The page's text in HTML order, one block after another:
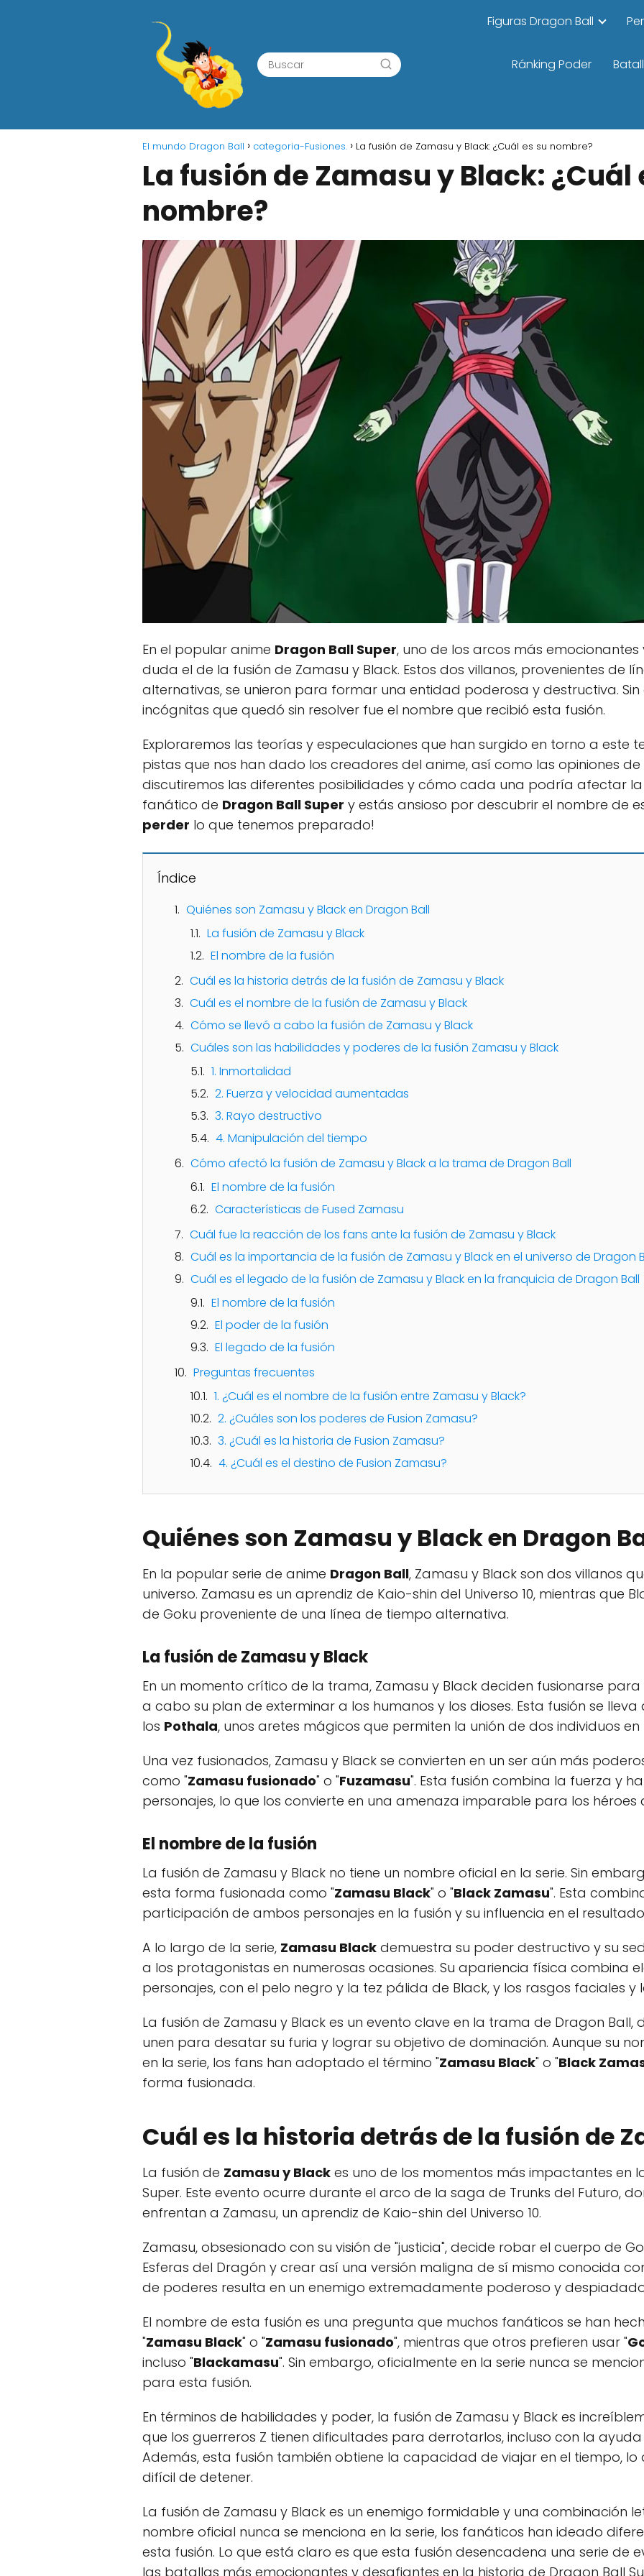
Figuras Dragon Ball
Ránking Poder
El mundo Dragon Ball categoria-Fusiones. La fusión de Zamasu y Black: ¿Cuál es su nombre?
La fusión de Zamasu y Black: ¿Cuál
nombre?
En el popular anime Dragon Ball Super, uno de los arcos más emocionantes
duda el de la fusión de Zamasu y Black. Estos dos villanos, provenientes de
alternativas, se unieron para formar una entidad poderosa y destructiva.
incógnitas que quedó sin resolver fue el nombre que recibió esta fusión.
Exploraremos las teorías y especulaciones que han surgido en torno a este
pistas que nos han dado los creadores del anime, así como las opiniones
discutiremos las diferentes posibilidades y cómo cada una podría afectar la
fanático de Dragon Ball Super y estás ansioso por descubrir el nombre de
perder lo que tenemos preparado!
Índice
Quiénes son Zamasu y Black en Dragon Ball
La fusión de Zamasu y Black
El nombre de la fusión
Cuál es la historia detrás de la fusión de Zamasu y Black
Cuál es el nombre de la fusión de Zamasu y Black
Cómo se llevó a cabo la fusión de Zamasu y Black
Cuáles son las habilidades y poderes de la fusión Zamasu y Black
1. Inmortalidad
2. Fuerza y velocidad aumentadas
3. Rayo destructivo
4. Manipulación del tiempo
Cómo afectó la fusión de Zamasu y Black a la trama de Dragon Ball
El nombre de la fusión
Características de Fused Zamasu
Cuál fue la reacción de los fans ante la fusión de Zamasu y Black
Cuál es la importancia de la fusión de Zamasu y Black en el universo de Dragon
Cuál es el legado de la fusión de Zamasu y Black en la franquicia de Dragon Ball
El nombre de la fusión
El poder de la fusión
El legado de la fusión
Preguntas frecuentes
1. ¿Cuál es el nombre de la fusión entre Zamasu y Black?
2. ¿Cuáles son los poderes de Fusion Zamasu?
3. ¿Cuál es la historia de Fusion Zamasu?
4. ¿Cuál es el destino de Fusion Zamasu?
Quiénes son Zamasu y Black en Dragon
En la popular serie de anime Dragon Ball, Zamasu y Black son dos villanos
universo. Zamasu es un aprendiz de Kaio-shin del Universo 10, mientras que
de Goku proveniente de una línea de tiempo alternativa.
La fusión de Zamasu y Black
En un momento crítico de la trama, Zamasu y Black deciden fusionarse
a cabo su plan de exterminar a los humanos y los dioses. Esta fusión se
los Pothala, unos aretes mágicos que permiten la unión de dos individuos en
Una vez fusionados, Zamasu y Black se convierten en un ser aún más
como "Zamasu fusionado" o "Fuzamasu". Esta fusión combina la fuerza y
personajes, lo que los convierte en una amenaza imparable para los héroes
El nombre de la fusión
La fusión de Zamasu y Black no tiene un nombre oficial en la serie. Sin
esta forma fusionada como "Zamasu Black" o "Black Zamasu". Esta
participación de ambos personajes en la fusión y su influencia en el
A lo largo de la serie, Zamasu Black demuestra su poder destructivo y su
a los protagonistas en numerosas ocasiones. Su apariencia física combina
personajes, con el pelo negro y la tez pálida de Black, y los rasgos faciales y
La fusión de Zamasu y Black es un evento clave en la trama de Dragon Ball,
unen para desatar su furia y lograr su objetivo de dominación. Aunque su
en la serie, los fans han adoptado el término "Zamasu Black" o "Black
forma fusionada.
Cuál es la historia detrás de la fusión de
La fusión de Zamasu y Black es uno de los momentos más impactantes en
Super. Este evento ocurre durante el arco de la saga de Trunks del Futuro,
enfrentan a Zamasu, un aprendiz de Kaio-shin del Universo 10.
Zamasu, obsesionado con su visión de "justicia", decide robar el cuerpo de
Esferas del Dragón y crear así una versión maligna de sí mismo conocida
de poderes resulta en un enemigo extremadamente poderoso y
El nombre de esta fusión es una pregunta que muchos fanáticos se han
"Zamasu Black" o "Zamasu fusionado", mientras que otros prefieren usar "
incluso "Blackamasu". Sin embargo, oficialmente en la serie nunca se
para esta fusión.
En términos de habilidades y poder, la fusión de Zamasu y Black es
que los guerreros Z tienen dificultades para derrotarlos, incluso con la ayuda
Además, esta fusión también obtiene la capacidad de viajar en el tiempo,
difícil de detener.
La fusión de Zamasu y Black es un enemigo formidable y una combinación
nombre oficial nunca se menciona en la serie, los fanáticos han ideado
esta fusión. Lo que está claro es que esta fusión desencadena una serie de
las batallas más emocionantes y desafiantes en la historia de Dragon Ball